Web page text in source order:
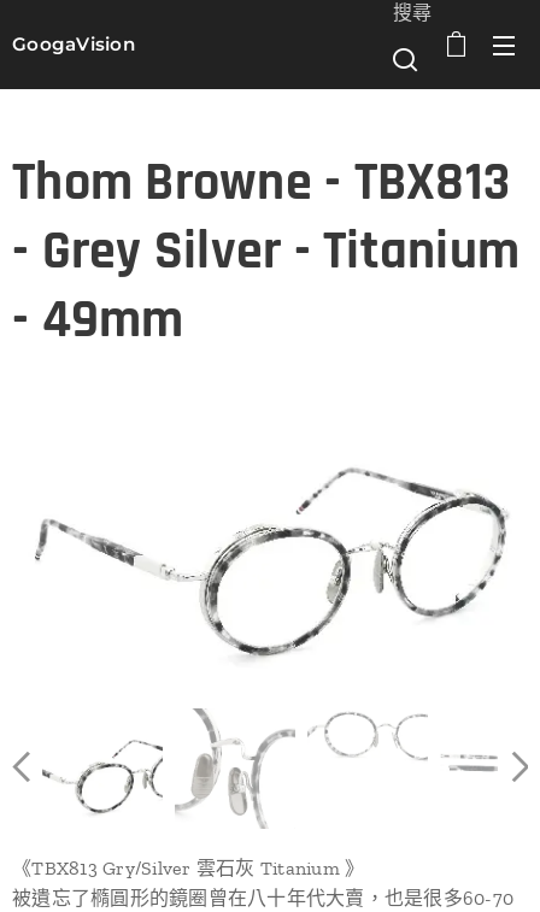
GoogaVision
搜尋
Thom Browne - TBX813
- Grey Silver - Titanium
- 49mm
《TBX813 Gry/Silver 雲石灰 Titanium 》
被遺忘了橢圓形的鏡圈曾在八十年代大賣，也是很多60-70